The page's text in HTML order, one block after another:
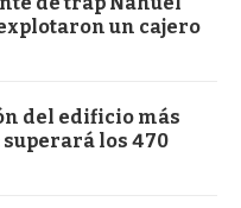
un cajero
del edificio más
los 470